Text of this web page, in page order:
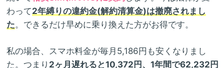
わって2年縛りの違約金(解約清算金)は撤廃されまし
た。できるだけ早めに乗り換えた方がお得です。
私の場合、スマホ料金が毎月5,186円も安くなりまし
た。つまり 2ヶ月遅れると10,372円、1年間で62,232円